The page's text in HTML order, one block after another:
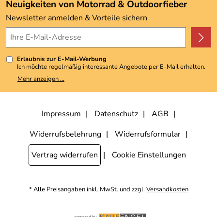
Kundenbewertungen (3.492)
4,9/5*****
Neuigkeiten von Motorrad & Outdoorfieber
Newsletter anmelden & Vorteile sichern
Erlaubnis zur E-Mail-Werbung
Ich möchte regelmäßig interessante Angebote per E-Mail erhalten.
Meine E-Mail-Adresse wird nicht an andere Unternehmen
weitergegeben. Zu statistischen Zwecken wird in anonymer Form
kann ich jederzeit mit Wirkung für die Zukunft widerrufen, indem ich
den Link "Abmelden" am Ende des Newsletters anklicke. Die
Mehr anzeigen ...
Impressum Datenschutz
AGB
Widerrufsbelehrung
Widerrufsformular
Vertrag widerrufen
Cookie Einstellungen
* Alle Preisangaben inkl. MwSt. und zzgl.Versandkosten